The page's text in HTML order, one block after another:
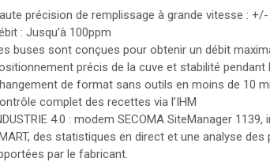
précision de remplissage à grande vitesse :
: Jusqu’à 100ppm
buses sont conçues pour obtenir un débit
précis de la cuve et stabilité
de format sans outils en moins de 10
complet des recettes via l’IHM
4.0 : modem SECOMA SiteManager
des statistiques en direct et une analyse
par le fabricant.